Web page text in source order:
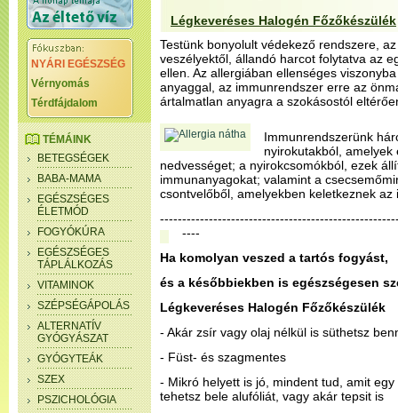
NYÁRI EGÉSZSÉG
Vérnyomás
Térdfájdalom
TÉMÁINK
BETEGSÉGEK
BABA-MAMA
EGÉSZSÉGES
ÉLETMÓD
FOGYÓKÚRA
EGÉSZSÉGES
TÁPLÁLKOZÁS
VITAMINOK
SZÉPSÉGÁPOLÁS
ALTERNATÍV
GYÓGYÁSZAT
GYÓGYTEÁK
SZEX
PSZICHOLÓGIA
Légkeveréses Halogén Főzőkészülék
Testünk bonyolult védekező rendszere,
veszélyektől, állandó harcot folytatva az
ellen. Az allergiában ellenséges
anyaggal, az immunrendszer erre az
ártalmatlan anyagra a szokásostól
Immunrendszerünk
nyirokutakból,
nedvességet; a nyirokcsomókból, ezek
immunanyagokat; valamint a
csontvelőből, amelyekben keletkeznek az
----
Ha komolyan veszed a tartós fogyást,
és a későbbiekben is egészségesen
Légkeveréses Halogén Főzőkészülék
- Akár zsír vagy olaj nélkül is süthetsz
- Füst- és szagmentes
- Mikró helyett is jó, mindent tud, amit
tehetsz bele alufóliát, vagy akár tepsit is